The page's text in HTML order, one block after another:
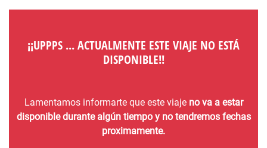
¡¡UPPPS ... ACTUALMENTE ESTE VIAJE NO ESTÁ
DISPONIBLE!!
Lamentamos informarte que este viaje no va a estar
disponible durante algún tiempo y no tendremos fechas
proximamente.